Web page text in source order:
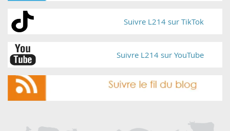
Suivre L214 sur TikTok
Suivre L214 sur YouTube